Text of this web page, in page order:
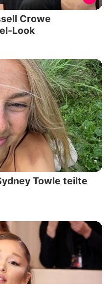
Crowe
Look
Towle teilte